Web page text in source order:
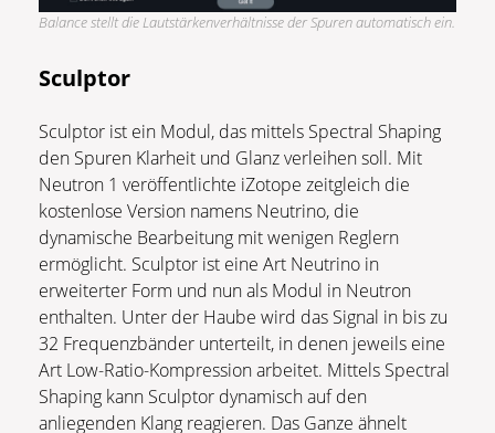
Balance stellt die Lautstärkenverhältnisse der Spuren automatisch ein.
Sculptor
Sculptor ist ein Modul, das mittels Spectral Shaping
den Spuren Klarheit und Glanz verleihen soll. Mit
Neutron 1 veröffentlichte iZotope zeitgleich die
kostenlose Version namens Neutrino, die
dynamische Bearbeitung mit wenigen Reglern
ermöglicht. Sculptor ist eine Art Neutrino in
erweiterter Form und nun als Modul in Neutron
enthalten. Unter der Haube wird das Signal in bis zu
32 Frequenzbänder unterteilt, in denen jeweils eine
Art Low-Ratio-Kompression arbeitet. Mittels Spectral
Shaping kann Sculptor dynamisch auf den
anliegenden Klang reagieren. Das Ganze ähnelt